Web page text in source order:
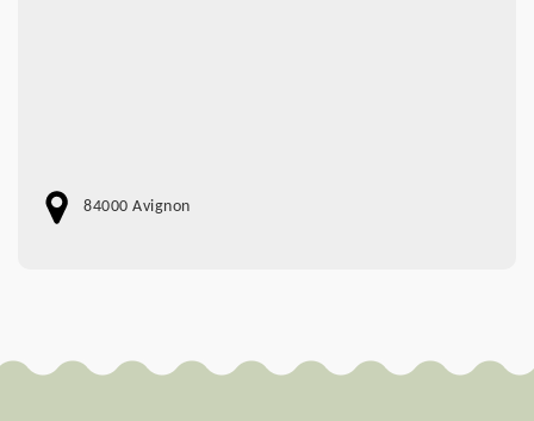
84000 Avignon